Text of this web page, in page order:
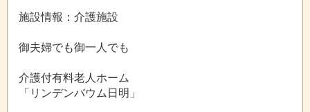
施設情報：介護施設
御夫婦でも御一人でも
介護付有料老人ホーム
「リンデンバウム日明」